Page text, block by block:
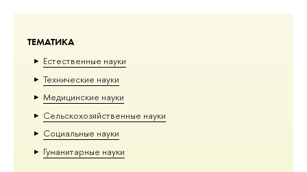
ТЕМАТИКА
Естественные науки
Тех­ничес­кие науки
Медицинские науки
Сельскохозяйственные науки
Социальные науки
Гуманитарные науки